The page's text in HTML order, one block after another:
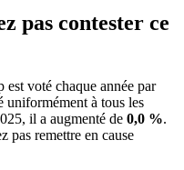
pas contester ce
est voté chaque année par
à tous les
il a augmenté de 0,0 %.
pas remettre en cause